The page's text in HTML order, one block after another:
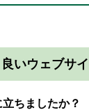
いウェブサ
ちましたか？